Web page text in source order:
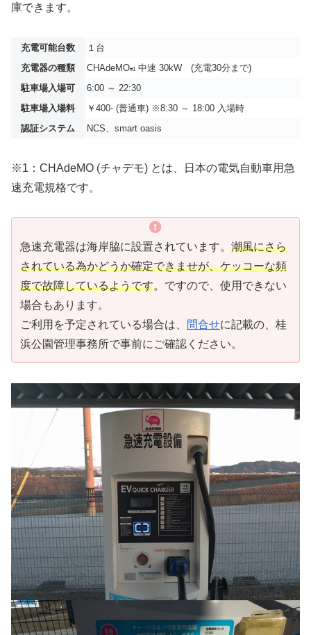
庫できます。
充電可能台数
１台
充電器の種類
CHAdeMO#1
中速 30kW (充電30分まで)
駐車場入場可
6:00 ～ 22:30
駐車場入場料
￥400- (普通車) ※8:30 ～ 18:00 入場時
認証システム
NCS、smart oasis
※1：CHAdeMO (チャデモ) とは、日本の電気自動車用急
速充電規格です。
急速充電器は海岸脇に設置されています。 潮風にさら
されている為かどうか確定できませが、ケッコーな頻
度で故障しているようです。ですので、使用できない
場合もあります。
ご利用を予定されている場合は、
問合せに記載の、桂
浜公園管理事務所で事前にご確認ください。